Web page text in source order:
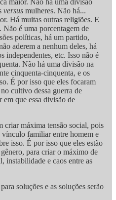
versus mulheres. Não há...
Há muitas outras religiões. E
Não é uma porcentagem de
políticas, há um partido,
aderem a nenhum deles, há
independentes, etc. Isso não é
Não há uma divisão na
cinquenta-cinquenta, e os
É por isso que eles focaram
cultivo dessa guerra de
que essa divisão de
criar máxima tensão social, pois
vínculo familiar entre homem e
isso. É por isso que eles estão
para criar o máximo de
instabilidade e caos entre as
soluções e as soluções serão